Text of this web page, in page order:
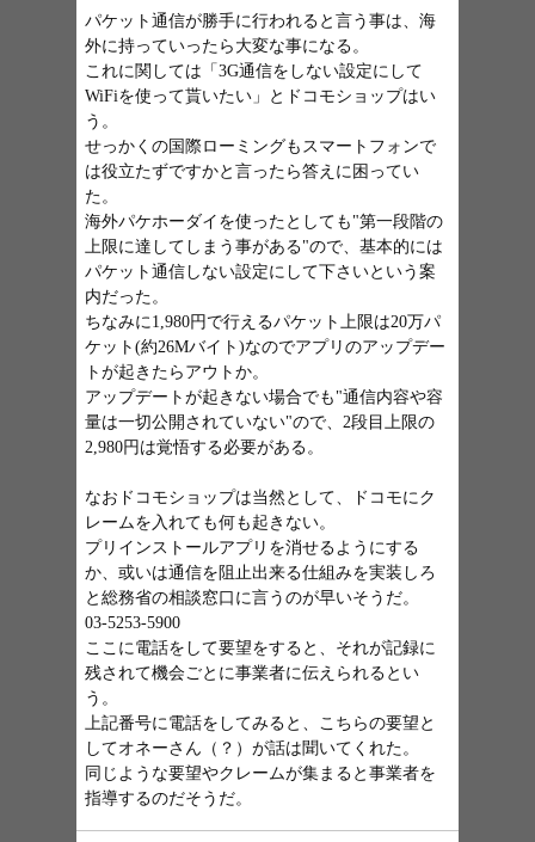
パケット通信が勝手に行われると言う事は、海
外に持っていったら大変な事になる。
これに関しては「3G通信をしない設定にして
WiFiを使って貰いたい」とドコモショップはい
う。
せっかくの国際ローミングもスマートフォンで
は役立たずですかと言ったら答えに困ってい
た。
海外パケホーダイを使ったとしても"第一段階の
上限に達してしまう事がある"ので、基本的には
パケット通信しない設定にして下さいという案
内だった。
ちなみに1,980円で行えるパケット上限は20万パ
ケット(約26Mバイト)なのでアプリのアップデー
トが起きたらアウトか。
アップデートが起きない場合でも"通信内容や容
量は一切公開されていない"ので、2段目上限の
2,980円は覚悟する必要がある。
なおドコモショップは当然として、ドコモにク
レームを入れても何も起きない。
プリインストールアプリを消せるようにする
か、或いは通信を阻止出来る仕組みを実装しろ
と総務省の相談窓口に言うのが早いそうだ。
03-5253-5900
ここに電話をして要望をすると、それが記録に
残されて機会ごとに事業者に伝えられるとい
う。
上記番号に電話をしてみると、こちらの要望と
してオネーさん（？）が話は聞いてくれた。
同じような要望やクレームが集まると事業者を
指導するのだそうだ。